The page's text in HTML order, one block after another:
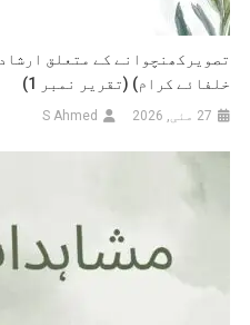
تصویرکھنچوانے کے متعلق
خلفائے کرام) (تقریر نمبر 1)
27 مئی, 2026 S Ahmed